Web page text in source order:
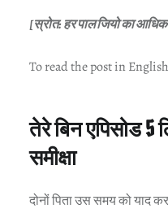
[स्रोत: हर पाल जियो का
To read the post in
तेरे बिन एपिसोड
समीक्षा
दोनों पिता उस समय को याद